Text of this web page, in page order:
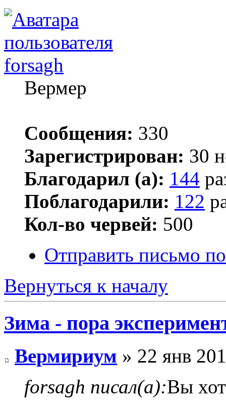
forsagh
Вермер
Сообщения: 330
Зарегистрирован: 30
Благодарил (а): 144
Поблагодарили: 122
Кол-во червей: 500
Отправить письмо
Вернуться к началу
Зима - пора
Вермириум » 22 янв
forsagh писал(а):Вы